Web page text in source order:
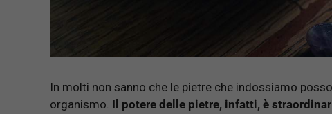
In molti non sanno che le pietre che indossiamo
organismo. Il potere delle pietre, infatti, è